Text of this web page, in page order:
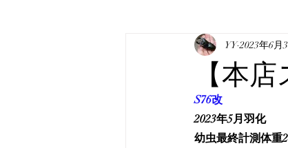
表記について マニ
真・みんなのホペイ
【本
YY 2023年6月
S76改
2023年5月羽化
幼虫最終計測体重